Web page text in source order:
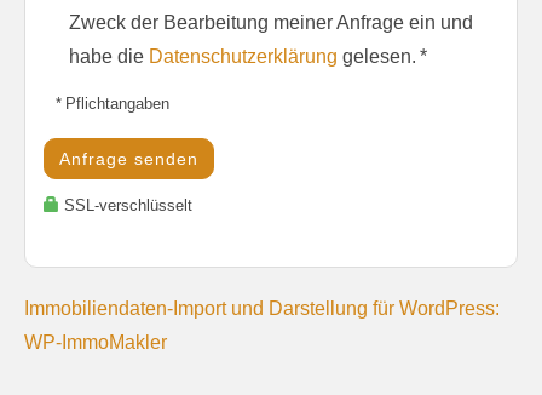
Zweck der Bearbeitung meiner Anfrage ein und
habe die Datenschutzerklärung gelesen. *
* Pflichtangaben
Anfrage senden
SSL-verschlüsselt
Immobiliendaten-Import und Darstellung für WordPress:
WP-ImmoMakler